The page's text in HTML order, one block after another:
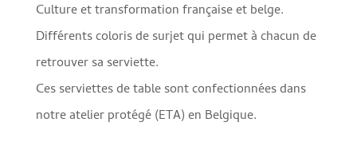
Culture et transformation française et belge.
Différents coloris de surjet qui permet à chacun de
retrouver sa serviette.
Ces serviettes de table sont confectionnées dans
notre atelier protégé (ETA) en Belgique.